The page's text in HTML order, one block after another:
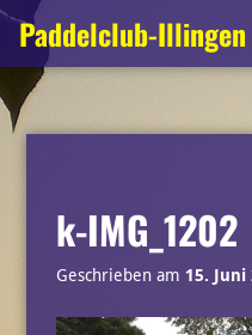
Zum
Inhalt
springen
Paddelclub-Illingen
k-IMG_1202
Geschrieben am 15. Juni